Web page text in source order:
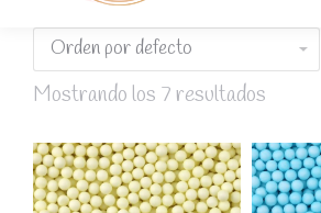
Mostrando los 7 resultados